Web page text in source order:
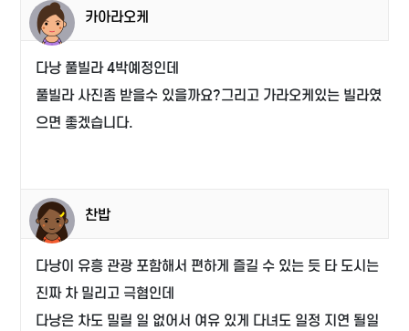
카아라오케
다낭 풀빌라 4박예정인데
풀빌라 사진좀 받을수 있을까요?그리고 가라오케있는 빌라였
으면 좋겠습니다.
찬밥
다낭이 유흥 관광 포함해서 편하게 즐길 수 있는 듯 타 도시는
진짜 차 밀리고 극혐인데
다낭은 차도 밀릴 일 없어서 여유 있게 다녀도 일정 지연 될일